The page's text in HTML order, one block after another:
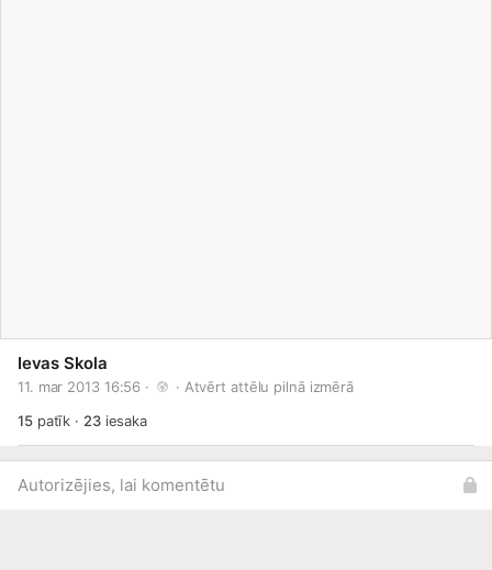
Ievas Skola
11. mar 2013 16:56 · · Atvērt attēlu pilnā izmērā
15patīk · 23iesaka
Autorizējies, lai komentētu